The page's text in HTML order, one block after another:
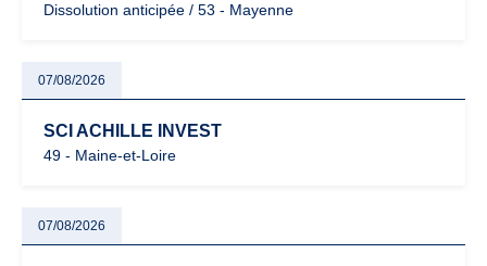
Dissolution anticipée / 53 - Mayenne
07/08/2026
SCI ACHILLE INVEST
49 - Maine-et-Loire
07/08/2026